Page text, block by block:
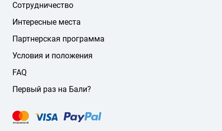
Если нужного языка нет на сайте, напишите нам — мы
подберём подходящего гида или водителя.
Сотрудничество
Интересные места
Партнерская программа
Условия и положения
FAQ
Первый раз на Бали?